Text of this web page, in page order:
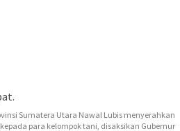
Sumatera Utara Nawal Lubis menyerahkan
para kelompok tani, disaksikan Gubernur